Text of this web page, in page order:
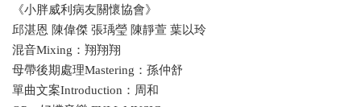
《小胖威利病友關懷協會》
邱湛恩 陳偉傑 張瑀瑩 陳靜萱 葉以玲
混音Mixing：翔翔翔
母帶後期處理Mastering：孫仲舒
單曲文案Introduction：周和